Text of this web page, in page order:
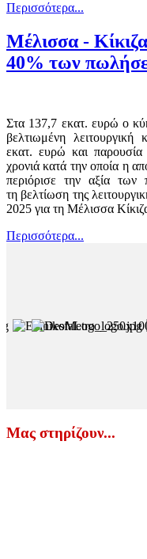
Περισσότερα...
Μέλισσα -
40% των
Στα 137,7 εκατ. ευρώ ο
βελτιωμένη
εκατ. ευρώ και
χρονιά κατά την οποία η
περιόρισε την αξία
τη βελτίωση της
2025 για τη Μέλισσα
Περισσότερα...
Μας στηρίζουν...